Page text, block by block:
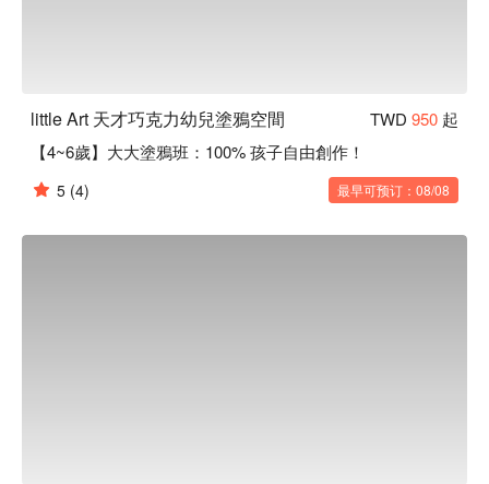
little Art 天才巧克力幼兒塗鴉空間 TWD 950 起
【4~6歲】大大塗鴉班：100% 孩子自由創作！
5 (4) 最早可预订：08/08